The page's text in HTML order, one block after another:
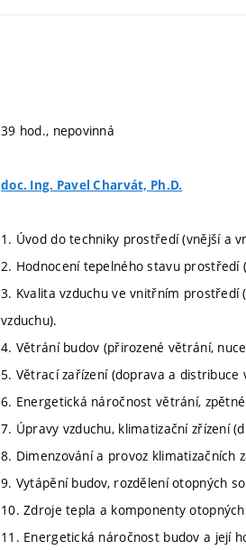
39 hod., nepovinná
doc. Ing. Pavel Charvát, Ph.D.
1. Úvod do techniky prostředí (vnější a
2. Hodnocení tepelného stavu prostředí
3. Kvalita vzduchu ve vnitřním prostředí
vzduchu).
4. Větrání budov (přirozené větrání,
5. Větrací zařízení (doprava a
6. Energetická náročnost větrání,
7. Úpravy vzduchu, klimatizační zřízení
8. Dimenzování a provoz klimatizačních
9. Vytápění budov, rozdělení otopných
10. Zdroje tepla a komponenty
11. Energetická náročnost budov a její